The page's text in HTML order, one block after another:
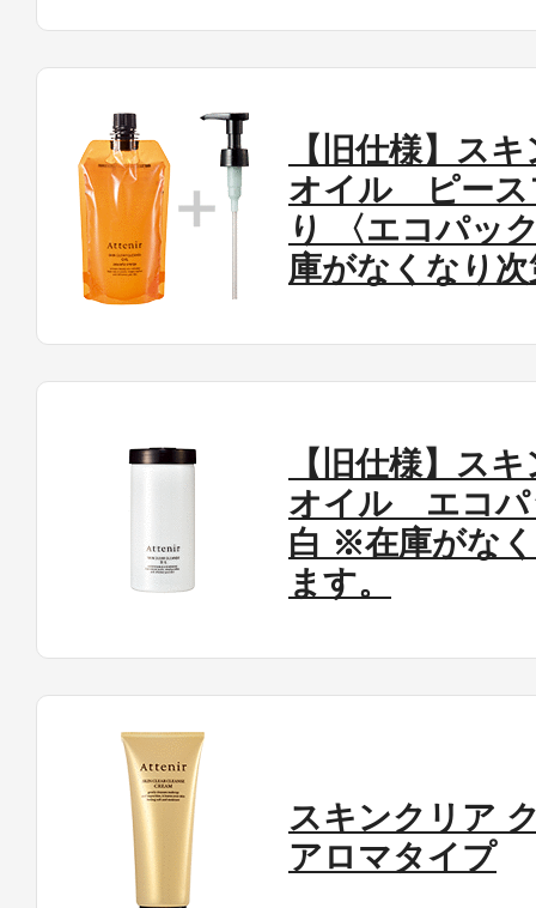
【旧仕様】ス
オイル ピース
り 〈エコパ
庫がなくなり
【旧仕様】ス
オイル エコパ
白 ※在庫がな
ます。
スキンクリア
アロマタイプ